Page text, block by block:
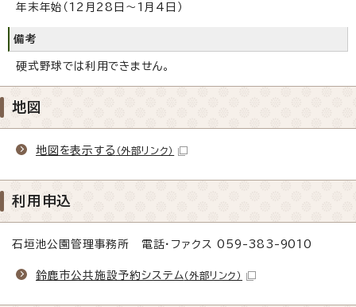
年末年始（12月28日～1月4日）
備考
硬式野球では利用できません。
地図
地図を表示する （外部リンク）
利用申込
石垣池公園管理事務所 電話・ファクス 059-383-9010
鈴鹿市公共施設予約システム （外部リンク）